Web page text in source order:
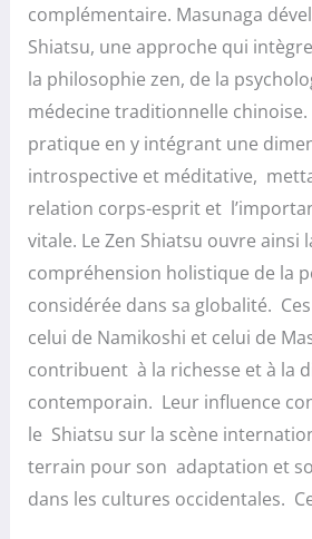
complémentaire. Masunaga
Shiatsu, une approche qui
la philosophie zen, de la
médecine traditionnelle
pratique en y intégrant une
introspective et méditative,
relation corps-esprit et
vitale. Le Zen Shiatsu ouvre ainsi
compréhension holistique de la
considérée dans sa globalité.
celui de Namikoshi et celui de
contribuent à la richesse et à la
contemporain. Leur influence
le Shiatsu sur la scène
terrain pour son adaptation et
dans les cultures occidentales.